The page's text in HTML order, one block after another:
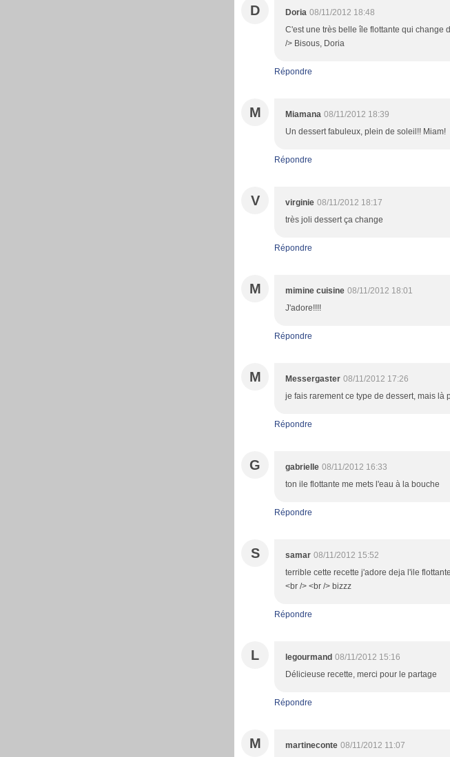
D Doria 08/11/2012 18:48
C'est une très belle île flottante qui change
/> Bisous, Doria
Répondre
M Miamana 08/11/2012 18:39
Un dessert fabuleux, plein de soleil!! Miam!
Répondre
V virginie 08/11/2012 18:17
très joli dessert ça change
Répondre
M mimine cuisine 08/11/2012 18:01
J'adore!!!!
Répondre
M Messergaster 08/11/2012 17:26
je fais rarement ce type de dessert, mais là
Répondre
G gabrielle 08/11/2012 16:33
ton ile flottante me mets l'eau à la bouche
Répondre
S samar 08/11/2012 15:52
terrible cette recette j'adore deja l'ile
<br /> <br /> bizzz
Répondre
L legourmand 08/11/2012 15:16
Délicieuse recette, merci pour le partage
Répondre
M martineconte 08/11/2012 11:07